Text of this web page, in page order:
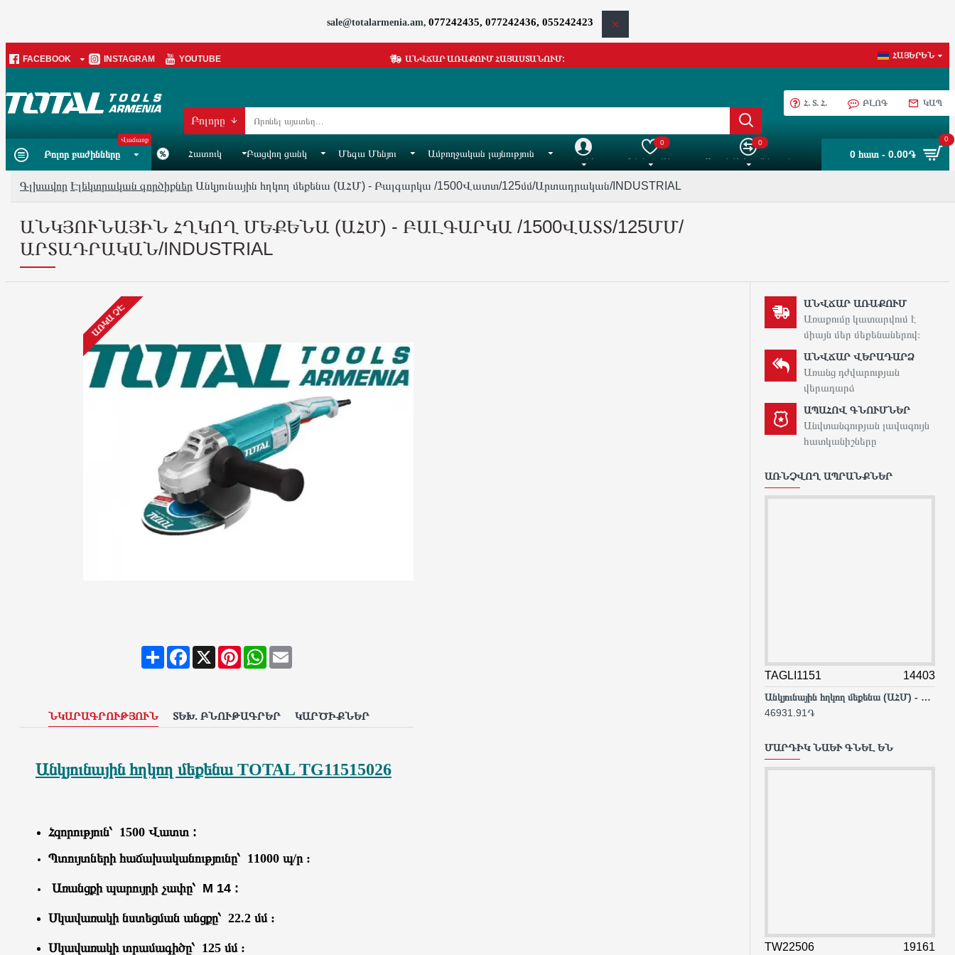
sale@totalarmenia.am, 077242435, 077242436, 055242423
FACEBOOK INSTAGRAM YOUTUBE ԱՆՎՃԱՐ ԱՌԱՔՈՒՄ ՀԱՅԱՍՏԱՆՈՒՄ: ՀԱՅԵՐԵՆ
Բոլորը
Հ. Տ. Հ. ԲԼՈԳ ԿԱՊ
Բոլոր բաժինները
Վաճառք
Հատուկ Բացվող ցանկ Մեգա Մենյու Ամբողջական լայնություն
Հաշիվ Իմ ընտրանին
0
Ապրանքների Համեմատում
0
0 հատ - 0.00֏
0
Գլխավոր Էլեկտրական գործիքներ Անկյունային հղկող մեքենա (ԱՀՄ) - Բալգարկա /1500Վատտ/125մմ/Արտադրական/INDUSTRIAL
ԱՆԿՅՈՒՆԱՅԻՆ ՀՂԿՈՂ ՄԵՔԵՆԱ (ԱՀՄ) - ԲԱԼԳԱՐԿԱ /1500ՎԱՏՏ/125ՄՄ/
ԱՐՏԱԴՐԱԿԱՆ/INDUSTRIAL
ԱՌԿԱ ՉԷ
ShareFacebook
X PinterestWhatsApp
Email
ՆԿԱՐԱԳՐՈՒԹՅՈՒՆ ՏԵԽ. ԲՆՈՒԹԱԳՐԵՐ ԿԱՐԾԻՔՆԵՐ
Անկյունային հղկող մեքենա TOTAL TG11515026
Հզորություն՝ 1500 Վատտ :
Պտույտների հաճախականությունը՝ 11000 պ/ր :
Առանցքի պարույրի չափը՝ М 14 :
Սկավառակի նստեցման անցքը՝ 22.2 մմ :
Սկավառակի տրամագիծը՝ 125 մմ :
ԱՆՎՃԱՐ ԱՌԱՔՈՒՄ
Առաքումը կատարվում է
միայն մեր մեքենաներով։
ԱՆՎՃԱՐ ՎԵՐԱԴԱՐՁ
Առանց դժվարության
վերադարձ
ԱՊԱՀՈՎ ԳՆՈՒՄՆԵՐ
Անվտանգության լավագույն
հատկանիշները
ԱՌՆՉՎՈՂ ԱՊՐԱՆՔՆԵՐ
TAGLI1151 14403
Անկյունային հղկող մեքենա (ԱՀՄ) - Բալգարկա մարտկոցով / 20Վ / 2Ա-4Ա /115մմ / Արտադրական / INDUSTRIAL
46931.91֏
ՄԱՐԴԻԿ ՆԱԵՒ ԳՆԵԼ ԵՆ
TW22506 19161